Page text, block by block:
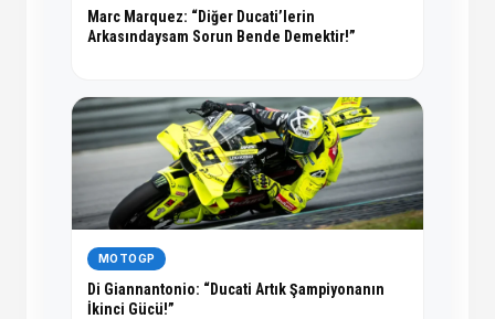
Marc Marquez: “Diğer Ducati’lerin
Arkasındaysam Sorun Bende Demektir!”
MOTOGP
Di Giannantonio: “Ducati Artık Şampiyonanın
İkinci Gücü!”